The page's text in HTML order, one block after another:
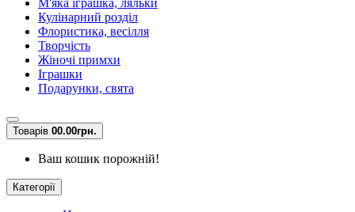
Кулінарний розділ
Флористика, весілля
Творчість
Жіночі примхи
Іграшки
Подарунки, свята
Товарів 00.00грн.
Ваш кошик порожній!
Категорії